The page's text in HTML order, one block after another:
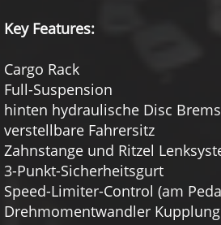
Key Features:
Cargo Rack
Full-Suspension
hinten hydraulische Disc
verstellbare Fahrersitz
Zahnstange und Ritzel
3-Punkt-Sicherheitsgurt
Speed-Limiter-Control (am
Drehmomentwandler Kupplung